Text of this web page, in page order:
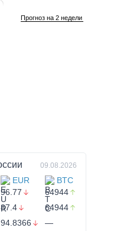
09.08.2026
EUR BTC
96.77 64944
87.4 64944
94.8366 —